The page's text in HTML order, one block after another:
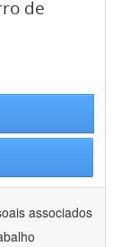
de
associados